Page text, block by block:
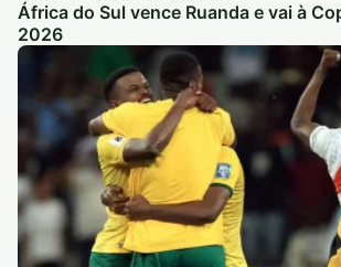
África do Sul vence Ruanda e vai à
2026